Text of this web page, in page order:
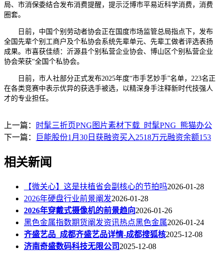
局、市消保委结合发布消费提醒，提示泛博市平易近科学消费，消费
圈套。
日前，中国个别劳动者协会正在国度市场监管总局指点下，发布
全国先辈个别工商户及个私协会系统先辈单元、先辈工做者评选表扬
成果。市喜获佳绩：沂源县个别私营企业协会、博山区个别私营企业
协会荣获“全国个私协会。
日前，市人社部分正式发布2025年度“市手艺妙手”名单，223名正
在各类竞赛中表示优异的获选手被选，以精深身手注释新时代技强人
才的专业担任。
上一篇：
时髦三折页PNG图片素材下载_时髦PNG_熊猫办公
下一篇：
巨能股份1月30日获融资买入2518万元融资余额153
相关新闻
【微关心】这是扶植省会副核心的节拍吗2026-01-28
2026年硬盘行业前景阐发2026-01-28
2026年穿戴式摄像机的前景趋向2026-01-26
黑色金属指数期货阐发资讯热点黑色金属2026-01-24
齐盛艺品_成都齐盛艺品详情-成都搜狐核2025-12-08
济南奇盛数码科技无限公司 2025-12-08